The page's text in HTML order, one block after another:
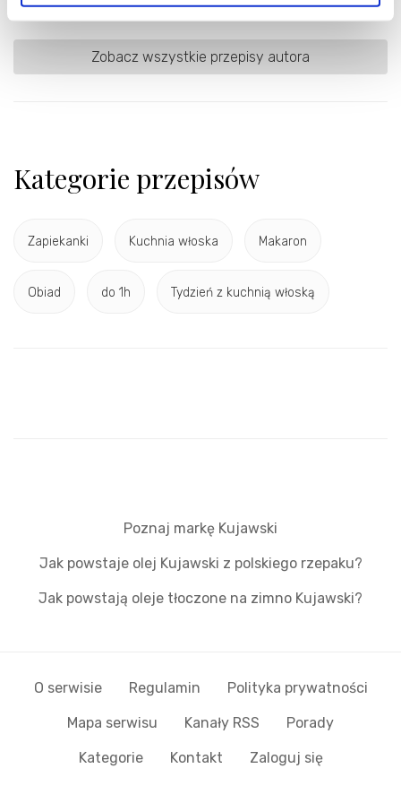
https://blahostki.blogspot.com
Zobacz wszystkie przepisy autora
Kategorie przepisów
Zapiekanki Kuchnia włoska Makaron
Obiad do 1h Tydzień z kuchnią włoską
Poznaj markę Kujawski
Jak powstaje olej Kujawski z polskiego rzepaku?
Jak powstają oleje tłoczone na zimno Kujawski?
O serwisie Regulamin Polityka prywatności
Mapa serwisu Kanały RSS Porady
Kategorie Kontakt Zaloguj się